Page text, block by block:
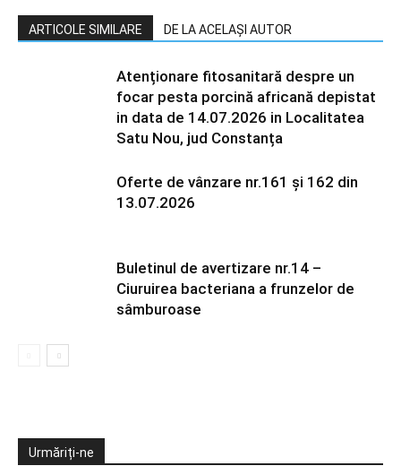
ARTICOLE SIMILARE DE LA ACELAȘI AUTOR
Atenționare fitosanitară despre un
focar pesta porcină africană depistat
in data de 14.07.2026 in Localitatea
Satu Nou, jud Constanța
Oferte de vânzare nr.161 și 162 din
13.07.2026
Buletinul de avertizare nr.14 –
Ciuruirea bacteriana a frunzelor de
sâmburoase
Urmăriți-ne